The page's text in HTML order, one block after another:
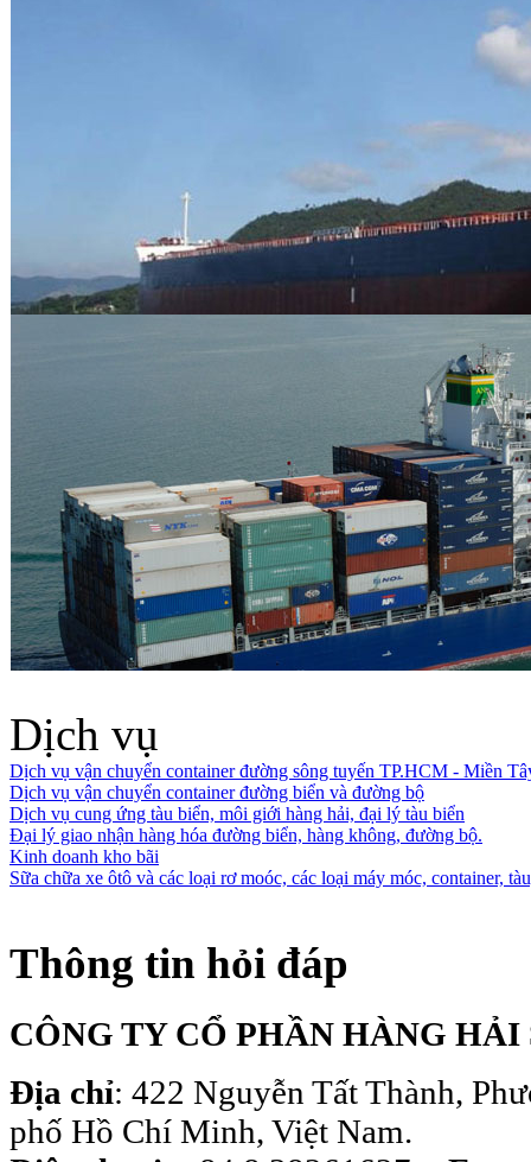
Dịch vụ
Dịch vụ vận chuyển container đường sông tuyến TP.HCM - Miền
Dịch vụ vận chuyển container đường biển và đường bộ
Dịch vụ cung ứng tàu biển, môi giới hàng hải, đại lý tàu biển
Đại lý giao nhận hàng hóa đường biển, hàng không, đường bộ.
Kinh doanh kho bãi
Sữa chữa xe ôtô và các loại rơ moóc, các loại máy móc, container,
Thông tin hỏi đáp
CÔNG TY CỔ PHẦN HÀNG HẢI
Địa chỉ: 422 Nguyễn Tất Thành,
phố Hồ Chí Minh, Việt Nam.